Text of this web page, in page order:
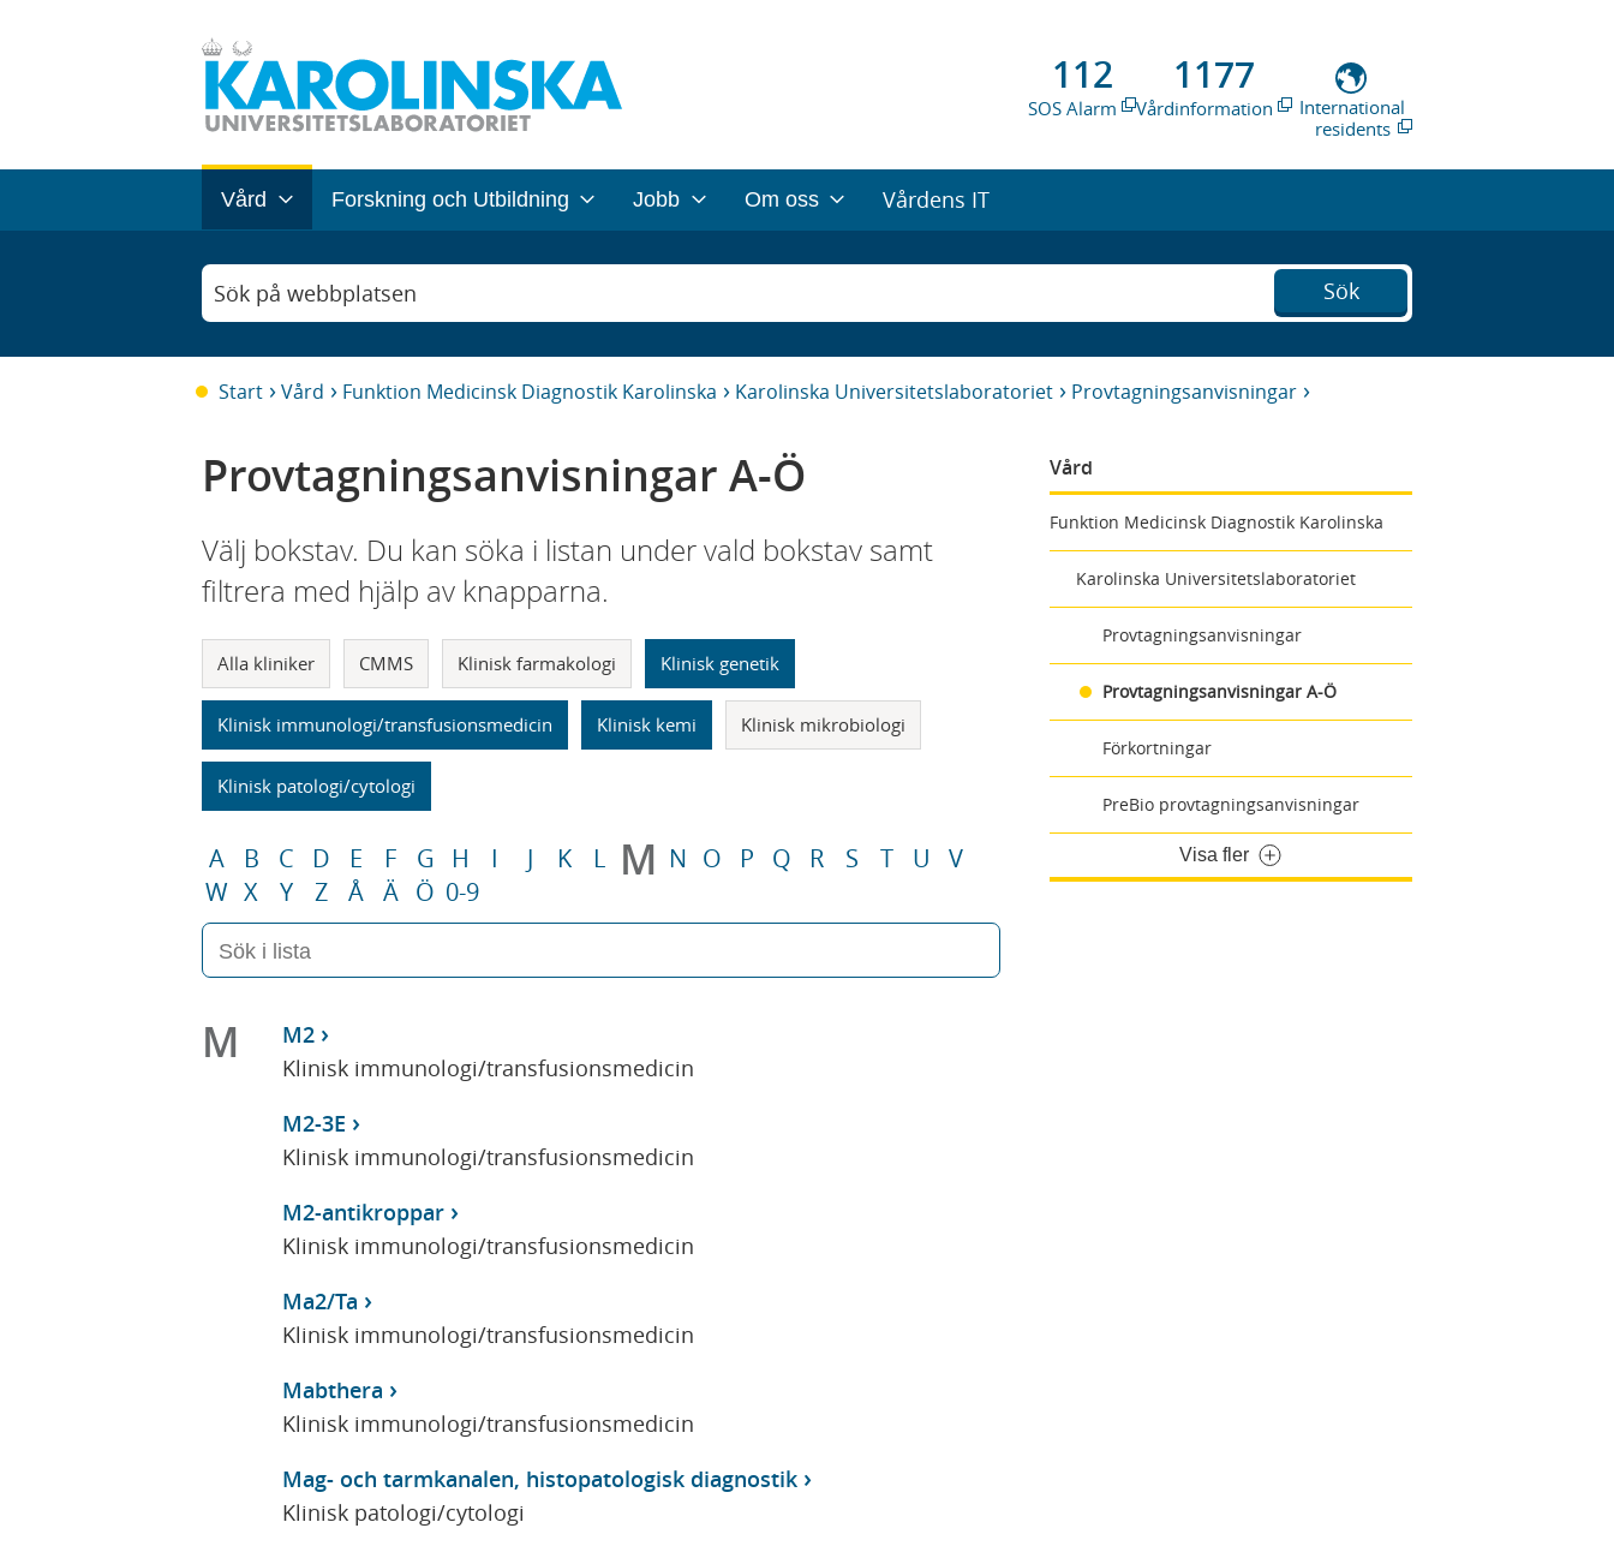
112
SOS Alarm
1177
Vårdinformation
International
residents
Vård Forskning och Utbildning Jobb Om oss Vårdens IT
Sök på webbplatsen Sök
Start Vård Funktion Medicinsk Diagnostik Karolinska Karolinska Universitetslaboratoriet Provtagningsanvisningar
Vård
Funktion Medicinsk Diagnostik Karolinska
Karolinska Universitetslaboratoriet
Provtagningsanvisningar
Provtagningsanvisningar A-Ö
Förkortningar
PreBio provtagningsanvisningar
Visa fler
Provtagningsanvisningar A-Ö
Välj bokstav. Du kan söka i listan under vald bokstav samt
filtrera med hjälp av knapparna.
Alla kliniker CMMS Klinisk farmakologi Klinisk genetik
Klinisk immunologi/transfusionsmedicin Klinisk kemi Klinisk mikrobiologi
Klinisk patologi/cytologi
A B C D E F G H I J K L M N O P Q R S T U
V
W X Y Z Å Ä Ö 0-9
M
M2
Klinisk immunologi/transfusionsmedicin
M2-3E
Klinisk immunologi/transfusionsmedicin
M2-antikroppar
Klinisk immunologi/transfusionsmedicin
Ma2/Ta
Klinisk immunologi/transfusionsmedicin
Mabthera
Klinisk immunologi/transfusionsmedicin
Mag- och tarmkanalen, histopatologisk diagnostik
Klinisk patologi/cytologi